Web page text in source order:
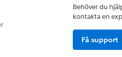
Behöver du
kontakta en
Få support